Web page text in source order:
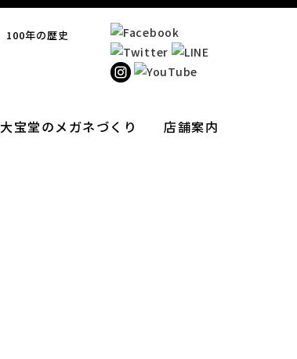
100年の歴史
大宝堂のメガネづくり 店舗案内